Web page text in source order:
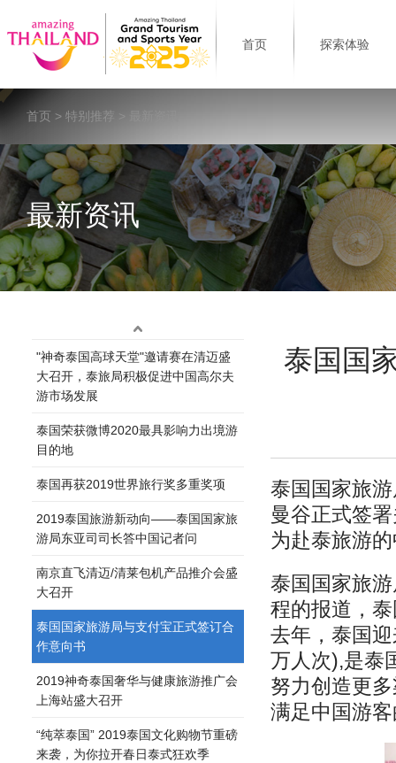
首页 探索体验
首页 > 特别推荐 > 最新资讯
最新资讯
"神奇泰国高球天堂"邀请赛在清迈盛
大召开，泰旅局积极促进中国高尔夫
游市场发展
泰国荣获微博2020最具影响力出境游
目的地
泰国再获2019世界旅行奖多重奖项
2019泰国旅游新动向——泰国国家旅
游局东亚司司长答中国记者问
南京直飞清迈/清莱包机产品推介会盛
大召开
泰国国家旅游局与支付宝正式签订合
作意向书
2019神奇泰国奢华与健康旅游推广会
上海站盛大召开
“纯萃泰国” 2019泰国文化购物节重磅
来袭，为你拉开春日泰式狂欢季
泰国国
泰国国家旅
曼谷正式签
为赴泰旅游
泰国国家旅
程的报道，
去年，泰国
万人次),是泰
努力创造更
满足中国游